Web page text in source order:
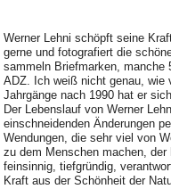
Werner Lehni schöpft seine
gerne und fotografiert die
sammeln Briefmarken, manche
ADZ. Ich weiß nicht genau, wie
Jahrgänge nach 1990 hat er
Der Lebenslauf von Werner
einschneidenden Änderungen
Wendungen, die sehr viel von
zu dem Menschen machen,
feinsinnig, tiefgründig,
Kraft aus der Schönheit der